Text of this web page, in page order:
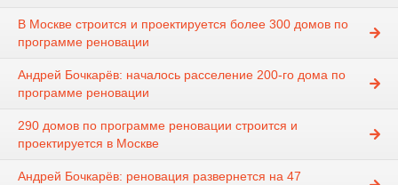
В Москве строится и проектируется более 300 домов по
программе реновации
Андрей Бочкарёв: началось расселение 200-го дома по
программе реновации
290 домов по программе реновации строится и
проектируется в Москве
Андрей Бочкарёв: реновация развернется на 47